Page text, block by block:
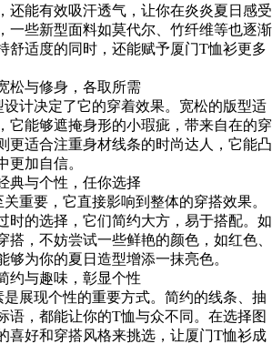
还能有效吸汗透气，让你在炎炎夏日感受
一些新型面料如莫代尔、竹纤维等也逐渐
舒适度的同时，还能赋予厦门T恤衫更多
与修身，各取所需
决定了它的穿着效果。宽松的版型适
它能够遮掩身形的小瑕疵，带来自在的穿
更适合注重身材线条的时尚达人，它能凸
更加自信。
与个性，任你选择
要，它直接影响到整体的穿搭效果。
时的选择，它们简约大方，易于搭配。如
搭，不妨尝试一些鲜艳的颜色，如红色、
够为你的夏日造型增添一抹亮色。
与趣味，彰显个性
现个性的重要方式。简约的线条、抽
语，都能让你的T恤与众不同。在选择图
喜好和穿搭风格来挑选，让厦门T恤衫成